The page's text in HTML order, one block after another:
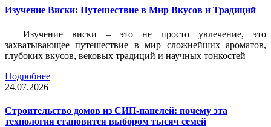
Изучение Виски: Путешествие в Мир Вкусов и Традиций
Изучение виски – это не просто увлечение, это
захватывающее путешествие в мир сложнейших ароматов,
глубоких вкусов, вековых традиций и научных тонкостей
Подробнее
24.07.2026
Строительство домов из СИП-панелей: почему эта
технология становится выбором тысяч семей